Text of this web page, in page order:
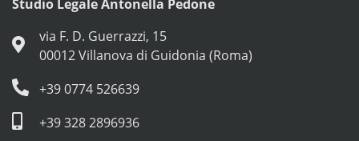
Studio Legale Antonella Pedone
via F. D. Guerrazzi, 15
00012 Villanova di Guidonia (Roma)
+39 0774 526639
+39 328 2896936